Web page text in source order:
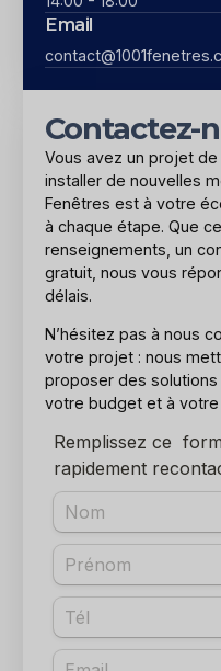
Email
Contactez-
Vous avez un projet
installer de nouvelles
Fenêtres est à votre
à chaque étape. Que
renseignements, un
gratuit, nous vous
délais.
N’hésitez pas à nous
votre projet : nous
proposer des
votre budget et à votre